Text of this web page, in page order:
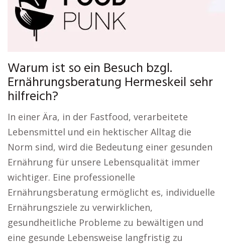
Warum ist so ein Besuch bzgl.
Ernährungsberatung Hermeskeil sehr
hilfreich?
In einer Ära, in der Fastfood, verarbeitete
Lebensmittel und ein hektischer Alltag die
Norm sind, wird die Bedeutung einer gesunden
Ernährung für unsere Lebensqualität immer
wichtiger. Eine professionelle
Ernährungsberatung ermöglicht es, individuelle
Ernährungsziele zu verwirklichen,
gesundheitliche Probleme zu bewältigen und
eine gesunde Lebensweise langfristig zu